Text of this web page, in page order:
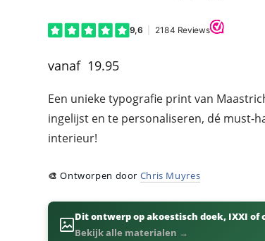
19.95
Een unieke typografie print van
ingelijst en te personaliseren, dé must-
interieur!
🎨Ontworpen door Chris Muyres
Dit ontwerp op akoestisch doek, IXXI of
Bekijk alle materialen →